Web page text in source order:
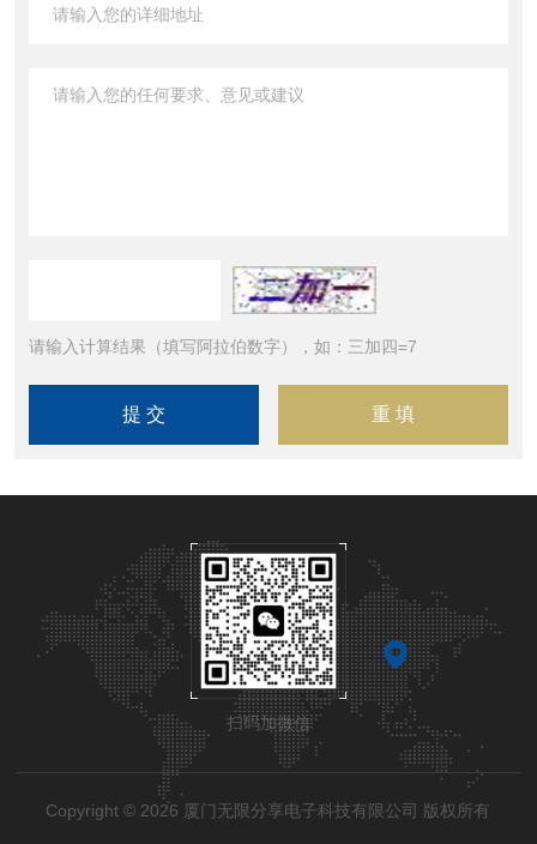
请输入计算结果（填写阿拉伯数字），如：三加四=7
扫码加微信
Copyright © 2026 厦门无限分享电子科技有限公司 版权所有